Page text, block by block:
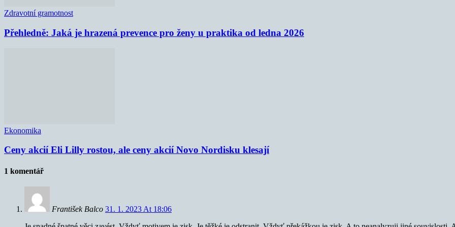
Zdravotní gramotnost
Přehledně: Jaká je hrazená prevence pro ženy u praktika od ledna 2026
Ekonomika
Ceny akcií Eli Lilly rostou, ale ceny akcií Novo Nordisku klesají
1 komentář
František Balco 31. 1. 2023 At 18:06